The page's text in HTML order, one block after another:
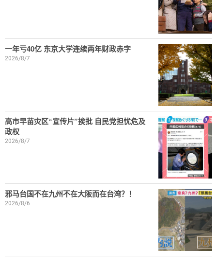
一年亏40亿 东京大学连续两年财政赤字
2026/8/7
高市早苗灾区“宣传片”挨批 自民党担忧危及
政权
2026/8/7
邪马台国不在九州不在大阪而在台湾？！
2026/8/6